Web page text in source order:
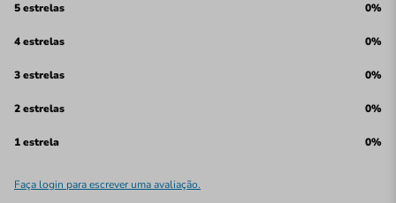
5 estrelas 0%
4 estrelas 0%
3 estrelas 0%
2 estrelas 0%
1 estrela 0%
Faça login para escrever uma avaliação.